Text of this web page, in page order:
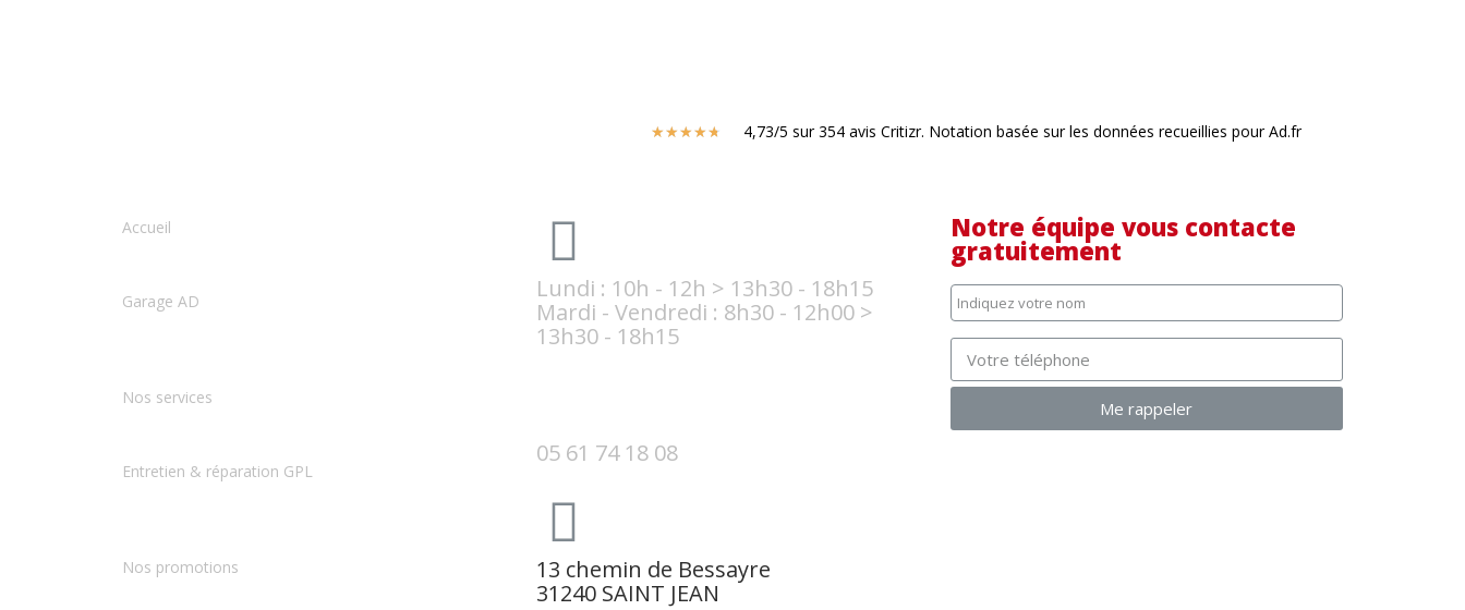
★★★★★ 4,73/5 sur 354 avis Critizr. Notation basée sur les données recueillies pour Ad.fr
Accueil
Garage AD
Nos services
Entretien & réparation GPL
Nos promotions
Lundi : 10h - 12h > 13h30 - 18h15
Mardi - Vendredi : 8h30 - 12h00 >
13h30 - 18h15
05 61 74 18 08
13 chemin de Bessayre
31240 SAINT JEAN
Notre équipe vous contacte
gratuitement
Me rappeler